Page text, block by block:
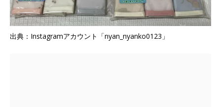
出典：Instagramアカウント「nyan_nyanko0123」